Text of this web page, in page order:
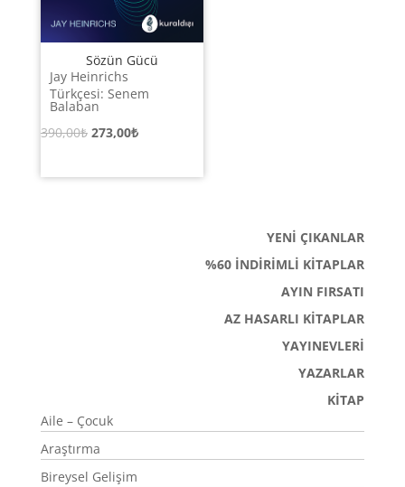
Sözün Gücü
Jay Heinrichs
Türkçesi: Senem
Balaban
390,00₺ Orijinal
390,00₺.
273,00₺Şu
fiyat:
YENİ ÇIKANLAR
%60 İNDİRİMLİ KİTAPLAR
AYIN FIRSATI
AZ HASARLI KİTAPLAR
YAYINEVLERİ
YAZARLAR
KİTAP
Aile – Çocuk
Araştırma
Bireysel Gelişim